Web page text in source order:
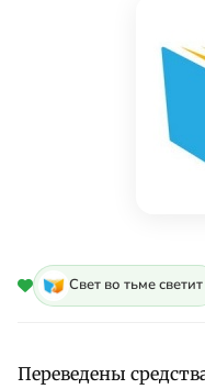
Свет во тьме светит
Переведены